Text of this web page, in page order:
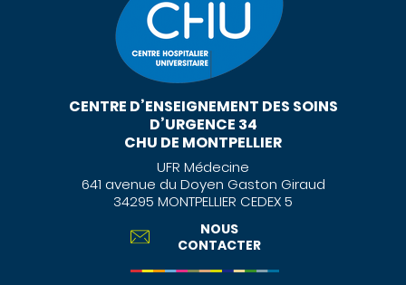
CENTRE D’ENSEIGNEMENT DES SOINS
D’URGENCE 34
CHU DE MONTPELLIER
UFR Médecine
641 avenue du Doyen Gaston Giraud
34295 MONTPELLIER CEDEX 5
NOUS
CONTACTER